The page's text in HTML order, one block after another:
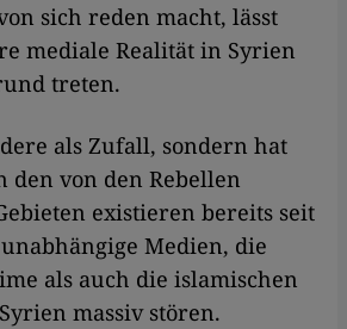
sich reden macht, lässt
mediale Realität in Syrien
treten.
als Zufall, sondern hat
den von den Rebellen
existieren bereits seit
Medien, die
als auch die islamischen
massiv stören.